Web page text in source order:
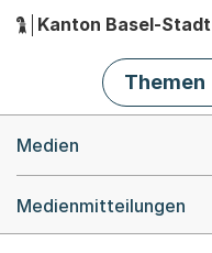
Hauptnavigation
Kanton Basel-Stadt
Themen
Medien
Medienmitteilungen